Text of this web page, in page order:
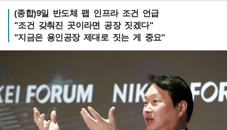
(종합)9일 반도체 팹 인프라 조건 언급
"조건 갖춰진 곳이라면 공장 짓겠다"
"지금은 용인공장 제대로 짓는 게 중요"